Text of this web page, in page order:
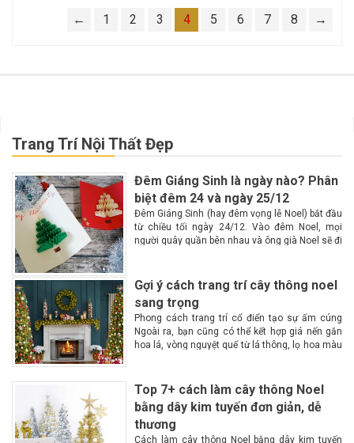
← 1 2 3 4 5 6 7 8 →
Trang Trí Nội Thất Đẹp
Đêm Giáng Sinh là ngày nào? Phân
biệt đêm 24 và ngày 25/12
Đêm Giáng Sinh (hay đêm vọng lễ Noel) bắt đầu
từ chiều tối ngày 24/12. Vào đêm Noel, mọi
người quây quần bên nhau và ông già Noel sẽ đi
Gợi ý cách trang trí cây thông noel
sang trọng
Phong cách trang trí cổ điển tạo sự ấm cúng
Ngoài ra, bạn cũng có thể kết hợp giá nến gắn
hoa lá, vòng nguyệt quế từ lá thông, lọ hoa màu
Top 7+ cách làm cây thông Noel
bằng dây kim tuyến đơn giản, dễ
thương
Cách làm cây thông Noel bằng dây kim tuyến